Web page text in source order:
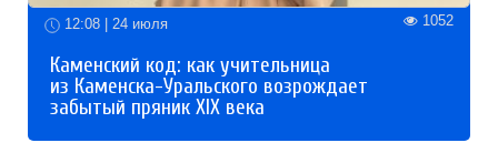
12:08 | 24 июля 1052
Каменский код: как учительница
из Каменска-Уральского возрождает
забытый пряник XIX века